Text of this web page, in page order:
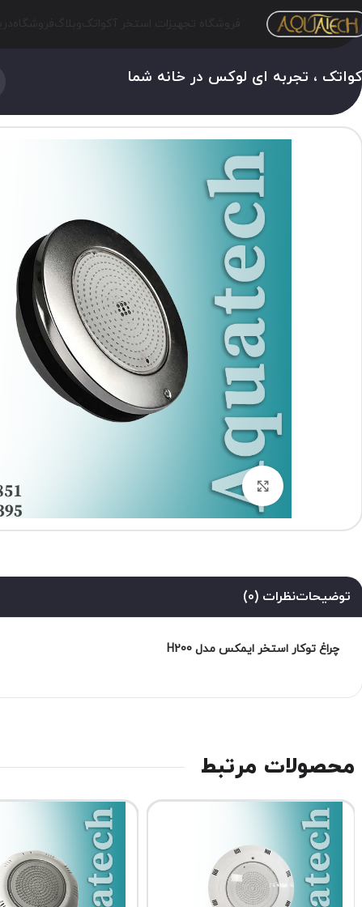
، تجربه ای لوکس در خانه شما
برای بزرگنمایی کلیک کنید
توضیحاتنظرات (0)
چراغ توکار استخر ایمکس مدل H200
محصولات مرتبط